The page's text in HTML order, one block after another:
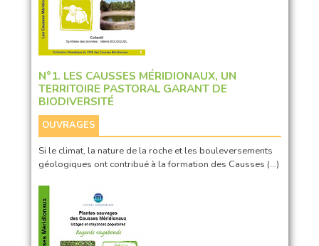
N°1. LES CAUSSES MÉRIDIONAUX, UN
TERRITOIRE PASTORAL GARANT DE
BIODIVERSITÉ
OUVRAGES
Si le climat, la nature de la roche et les bouleversements
géologiques ont contribué à la formation des Causses (…)